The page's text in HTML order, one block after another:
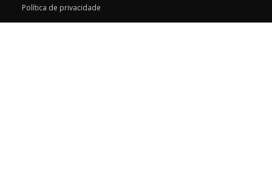
Política de privacidade